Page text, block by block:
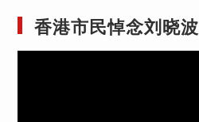
香港市民悼念刘晓波